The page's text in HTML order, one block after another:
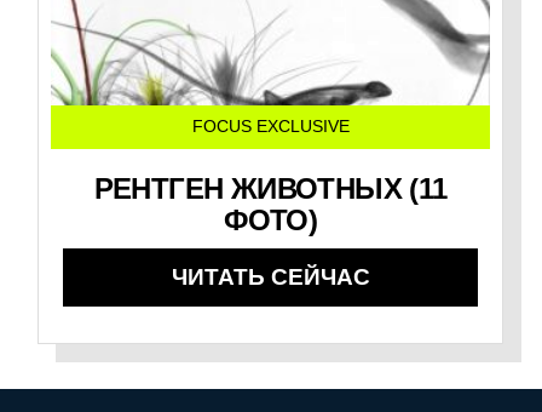
FOCUS EXCLUSIVE
РЕНТГЕН ЖИВОТНЫХ (11
ФОТО)
ЧИТАТЬ СЕЙЧАС